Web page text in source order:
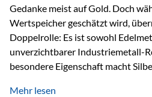
Gedanke meist auf Gold. Doch
Wertspeicher geschätzt wird,
Doppelrolle: Es ist sowohl
unverzichtbarer Industriemetall-
besondere Eigenschaft macht
Mehr lesen